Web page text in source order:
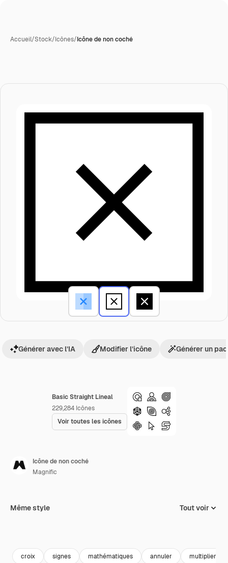
Accueil/Stock/Icônes/Icône de non coché
Basic Straight Lineal
229,284 Icônes
Voir toutes les icônes
Générer avec l’IA Modifier l’icône Générer un
Icône de non coché
Magnific
Même style Tout voir
croix signes mathématiques annuler multiplier